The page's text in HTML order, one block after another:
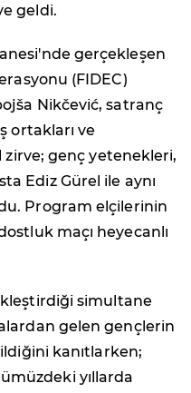
geldi.
gerçekleşen
(FIDEC)
Nikčević, satranç
ortakları ve
zirve; genç yetenekleri,
Ediz Gürel ile aynı
Program elçilerinin
maçı heyecanlı
simultane
gelen gençlerin
kanıtlarken;
yıllarda